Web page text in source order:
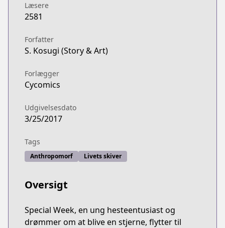
Læsere
2581
Forfatter
S. Kosugi (Story & Art)
Forlægger
Cycomics
Udgivelsesdato
3/25/2017
Tags
Anthropomorf Livets skiver
Oversigt
Special Week, en ung hesteentusiast og
drømmer om at blive en stjerne, flytter til